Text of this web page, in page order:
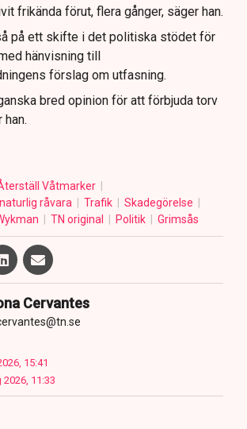
frikända förut, flera gånger, säger han.
på ett skifte i det politiska stödet för
hänvisning till
förslag om utfasning.
bred opinion för att förbjuda torv
han.
Våtmarker
råvara
Trafik
Skadegörelse
TN original Politik Grimsås
Cervantes
15:41
2026, 11:33